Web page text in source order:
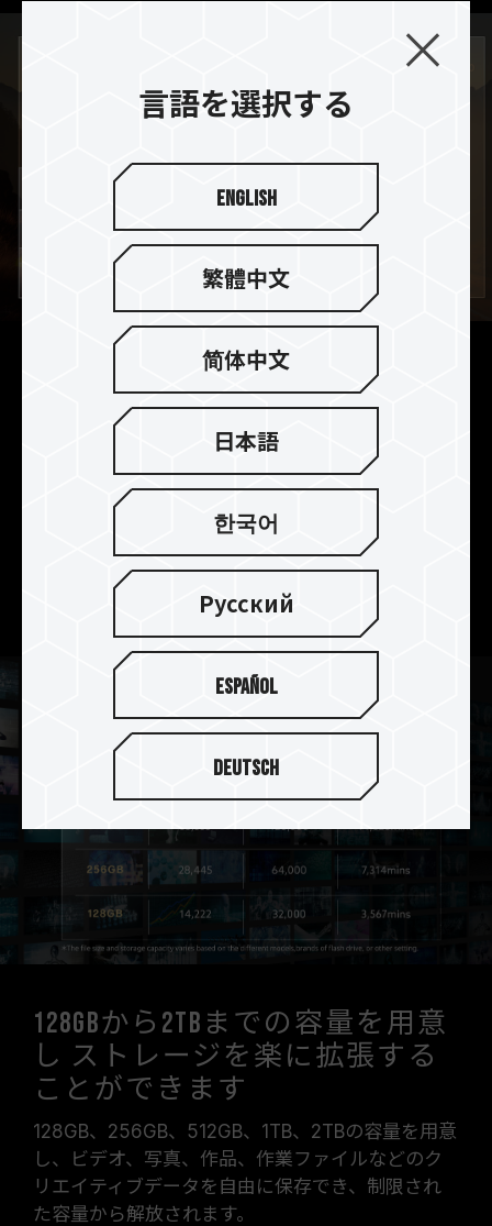
クラスV30とA2の要件を満た
し 思いのままに4Kの動画創
UHSスピードクラス3 (U3) 及びビデオスピードク
ラスV30に準拠し、高品質な4K動画や高解像度の
写真撮影に応え、あらゆる瞬間を逃しません。A2
とIOPSの要件を満たし、モバイルデバイスでスム
ーズな体験を提供致します。
128GBから2TBまでの容量を用意
し ストレージを楽に拡張する
ことができます
128GB、256GB、512GB、1TB、2TBの容量を用意
し、ビデオ、写真、作品、作業ファイルなどのク
リエイティブデータを自由に保存でき、制限され
た容量から解放されます。
言語を選択する
English
繁體中文
简体中文
日本語
한국어
Русский
Español
Deutsch